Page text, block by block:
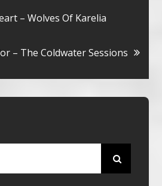
– Wolves Of Karelia
– The Coldwater Sessions